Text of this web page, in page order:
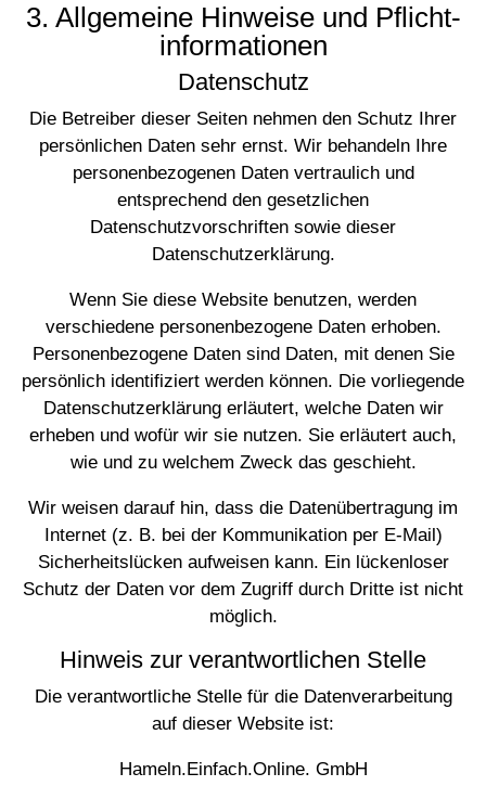
3. Allgemeine Hinweise und Pflicht­
informationen
Datenschutz
Die Betreiber dieser Seiten nehmen den Schutz Ihrer
persönlichen Daten sehr ernst. Wir behandeln Ihre
personenbezogenen Daten vertraulich und
entsprechend den gesetzlichen
Datenschutzvorschriften sowie dieser
Datenschutzerklärung.
Wenn Sie diese Website benutzen, werden
verschiedene personenbezogene Daten erhoben.
Personenbezogene Daten sind Daten, mit denen Sie
persönlich identifiziert werden können. Die vorliegende
Datenschutzerklärung erläutert, welche Daten wir
erheben und wofür wir sie nutzen. Sie erläutert auch,
wie und zu welchem Zweck das geschieht.
Wir weisen darauf hin, dass die Datenübertragung im
Internet (z. B. bei der Kommunikation per E-Mail)
Sicherheitslücken aufweisen kann. Ein lückenloser
Schutz der Daten vor dem Zugriff durch Dritte ist nicht
möglich.
Hinweis zur verantwortlichen Stelle
Die verantwortliche Stelle für die Datenverarbeitung
auf dieser Website ist:
Hameln.Einfach.Online. GmbH